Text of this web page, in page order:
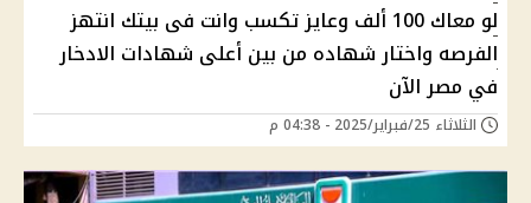
لو معاك 100 ألف وعايز تكسب وانت فى بيتك انتهز
الفرصه واختار شهاده من بين أعلى شهادات الادخار
في مصر الآن
الثلاثاء 25/فبراير/2025 - 04:38 م